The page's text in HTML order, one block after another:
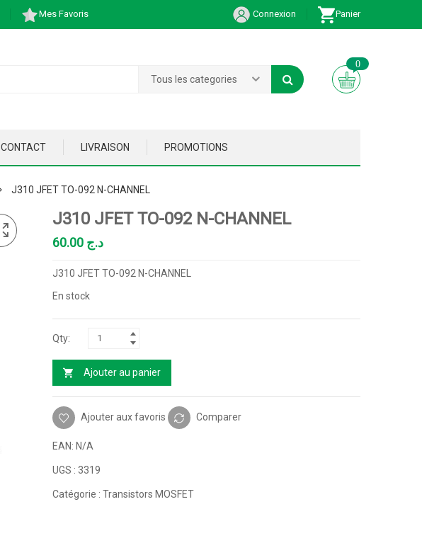
Mes Favoris Connexion Panier
Tous les categories
0
CONTACT LIVRAISON PROMOTIONS
J310 JFET TO-092 N-CHANNEL
J310 JFET TO-092 N-CHANNEL
د.ج
J310 JFET TO-092 N-CHANNEL
En stock
Ajouter au panier
Ajouter aux favoris Comparer
EAN: N/A
UGS : 3319
Catégorie : Transistors MOSFET